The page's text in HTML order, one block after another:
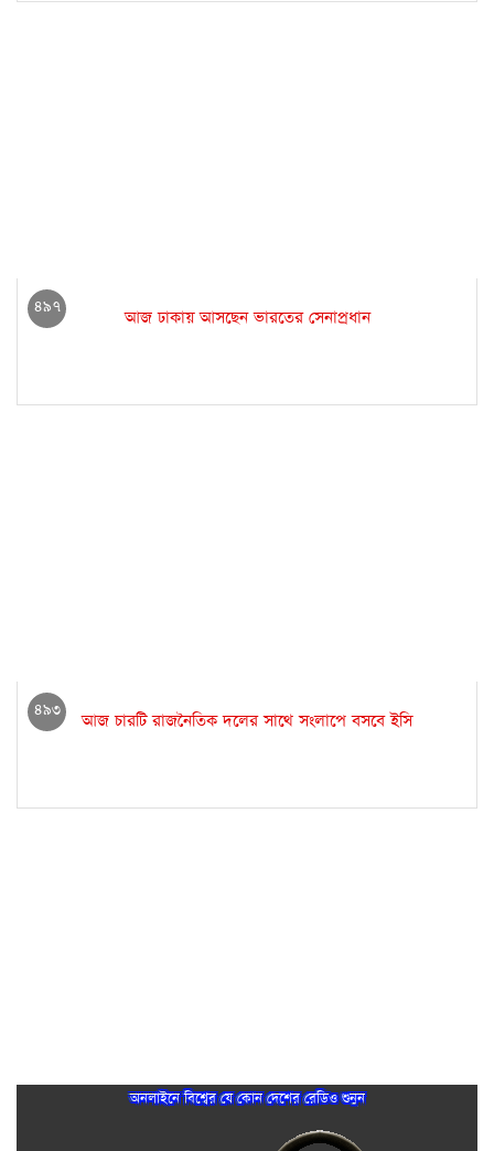
৪৯৭ আজ ঢাকায় আসছেন ভারতের সেনাপ্রধান
৪৯৩ আজ চারটি রাজনৈতিক দলের সাথে সংলাপে বসবে ইসি
অনলাইনে বিশ্বের যে কোন দেশের রেডিও শুনুন